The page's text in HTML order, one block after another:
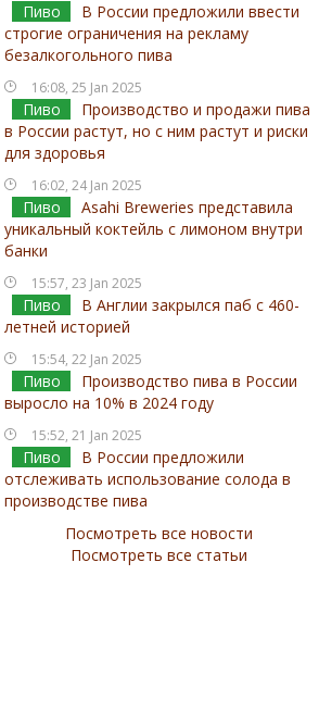
Пиво
В России предложили ввести
строгие ограничения на рекламу
безалкогольного пива
16:08, 25 Jan 2025
Пиво
Производство и продажи пива
в России растут, но с ним растут и риски
для здоровья
16:02, 24 Jan 2025
Пиво
Asahi Breweries представила
уникальный коктейль с лимоном внутри
банки
15:57, 23 Jan 2025
Пиво
В Англии закрылся паб с 460-
летней историей
15:54, 22 Jan 2025
Пиво
Производство пива в России
выросло на 10% в 2024 году
15:52, 21 Jan 2025
Пиво
В России предложили
отслеживать использование солода в
производстве пива
Посмотреть все новости
Посмотреть все статьи